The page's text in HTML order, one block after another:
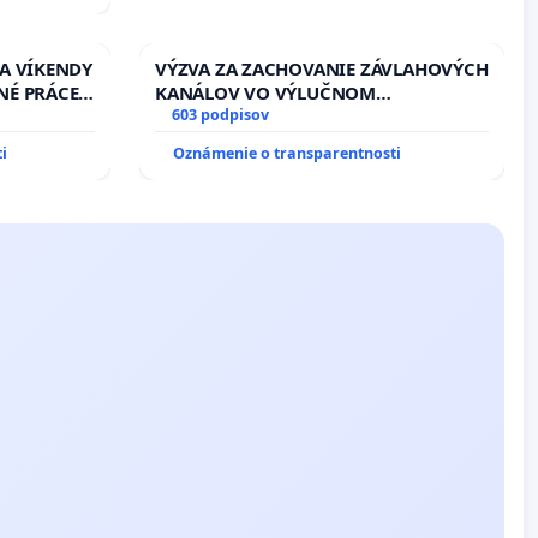
VÍKENDY
PRÁCE
VÝZVA ZA ZACHOVANIE ZÁVLAHOVÝCH
KANÁLOV VO VÝLUČNOM
VLASTNÍCTVE A POD KONTROLOU
riešenie zanedbaného stavu
603 podpisov
Oznámenie o transparentnosti